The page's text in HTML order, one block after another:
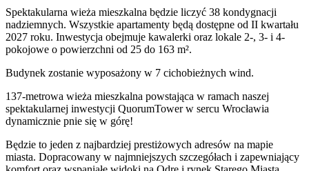
Spektakularna wieża mieszkalna będzie liczyć 38 kondygnacji
nadziemnych. Wszystkie apartamenty będą dostępne od II kwartału
2027 roku. Inwestycja obejmuje kawalerki oraz lokale 2-, 3- i 4-
pokojowe o powierzchni od 25 do 163 m².
Budynek zostanie wyposażony w 7 cichobieżnych wind.
137-metrowa wieża mieszkalna powstająca w ramach naszej
spektakularnej inwestycji QuorumTower w sercu Wrocławia
dynamicznie pnie się w górę!
Będzie to jeden z najbardziej prestiżowych adresów na mapie
miasta. Dopracowany w najmniejszych szczegółach i zapewniający